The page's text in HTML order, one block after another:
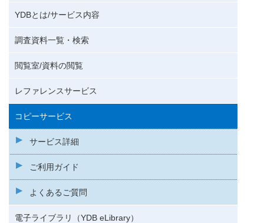
YDBとは/サービス内容
調査資料一覧・検索
閲覧室/資料の閲覧
レファレンスサービス
コピーサービス
サービス詳細
ご利用ガイド
よくあるご質問
電子ライブラリ（YDB eLibrary）